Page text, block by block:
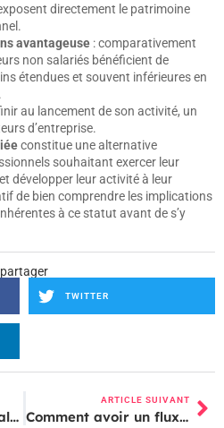
directement le patrimoine
avantageuse : comparativement
non salariés bénéficient de
étendues et souvent inférieures en
au lancement de son activité, un
d’entreprise.
constitue une alternative
souhaitant exercer leur
développer leur activité à leur
de bien comprendre les implications
à ce statut avant de s’y
partager
TWITTER
En quoi consiste la balance des paiements
ARTICLE SUIVANT
Comment avoir un flux de compte Instagram attractif